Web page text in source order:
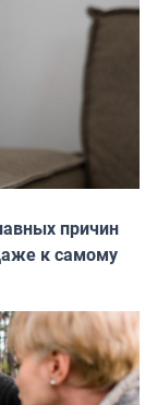
причин
к самому